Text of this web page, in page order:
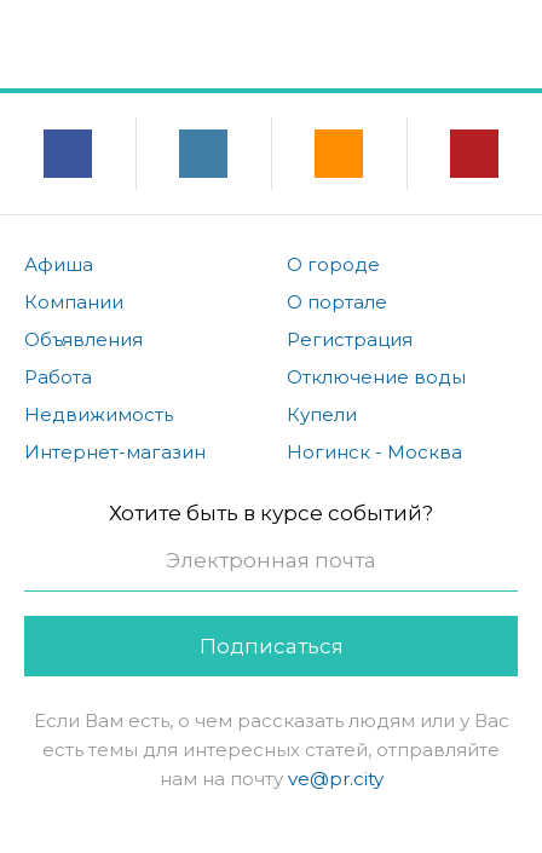
Афиша
Компании
Объявления
Работа
Недвижимость
Интернет-магазин
О городе
О портале
Регистрация
Отключение воды
Купели
Ногинск - Москва
Хотите быть в курсе событий?
Подписаться
Если Вам есть, о чем рассказать людям или у Вас
есть темы для интересных статей, отправляйте
нам на почту ve@pr.city